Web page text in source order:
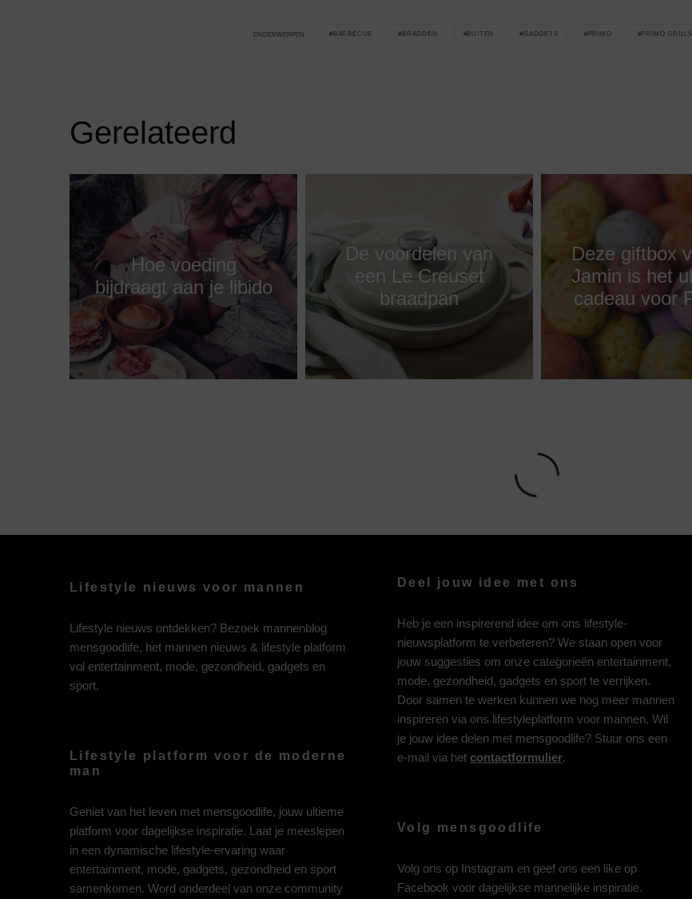
ONDERWERPEN BARBECUE BRADDEN BUITEN GADGETS PRIMO PRIMO GRILLS
Gerelateerd
Hoe voeding
bijdraagt aan je libido
De voordelen van
een Le Creuset
braadpan
Deze giftbox
Jamin is het
cadeau voor
Lifestyle nieuws voor mannen
Lifestyle nieuws ontdekken? Bezoek mannenblog
mensgoodlife, het mannen nieuws & lifestyle platform
vol entertainment, mode, gezondheid, gadgets en
sport.
Lifestyle platform voor de moderne
man
Geniet van het leven met mensgoodlife, jouw ultieme
platform voor dagelijkse inspiratie. Laat je meeslepen
in een dynamische lifestyle-ervaring waar
entertainment, mode, gadgets, gezondheid en sport
samenkomen. Word onderdeel van onze community
Deel jouw idee met ons
Heb je een inspirerend idee om ons lifestyle-
nieuwsplatform te verbeteren? We staan open voor
jouw suggesties om onze categorieën entertainment,
mode, gezondheid, gadgets en sport te verrijken.
Door samen te werken kunnen we nog meer mannen
inspireren via ons lifestyleplatform voor mannen. Wil
je jouw idee delen met mensgoodlife? Stuur ons een
e-mail via het contactformulier.
Volg mensgoodlife
Volg ons op Instagram en geef ons een like op
Facebook voor dagelijkse mannelijke inspiratie.